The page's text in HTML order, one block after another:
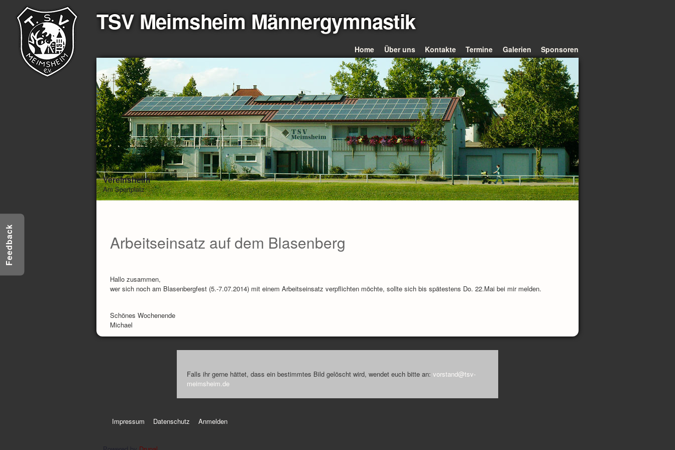
TSV Meimsheim Männergymnastik
Home Über uns Kontakte Termine Galerien Sponsoren
Vereinsheim
Am Sportplatz
Arbeitseinsatz auf dem Blasenberg
Hallo zusammen,
wer sich noch am Blasenbergfest (5.-7.07.2014) mit einem Arbeitseinsatz verpflichten möchte, sollte sich bis spätestens Do. 22.Mai bei mir melden.
Schönes Wochenende
Michael
Falls ihr gerne hättet, dass ein bestimmtes Bild gelöscht wird, wendet euch bitte an: vorstand@tsv-
meimsheim.de
Impressum Datenschutz Anmelden
Feedback